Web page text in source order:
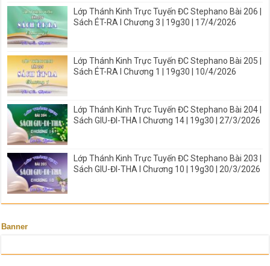
Lớp Thánh Kinh Trực Tuyến ĐC Stephano Bài 206 |
Sách ÉT-RA I Chương 3 | 19g30 | 17/4/2026
Lớp Thánh Kinh Trực Tuyến ĐC Stephano Bài 205 |
Sách ÉT-RA I Chương 1 | 19g30 | 10/4/2026
Lớp Thánh Kinh Trực Tuyến ĐC Stephano Bài 204 |
Sách GIU-ĐI-THA I Chương 14 | 19g30 | 27/3/2026
Lớp Thánh Kinh Trực Tuyến ĐC Stephano Bài 203 |
Sách GIU-ĐI-THA I Chương 10 | 19g30 | 20/3/2026
Banner